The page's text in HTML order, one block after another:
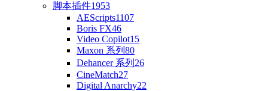
脚本插件1953
AEScripts1107
Boris FX46
Video Copilot15
Maxon 系列 80
Dehancer 系列 26
CineMatch27
Digital Anarchy22